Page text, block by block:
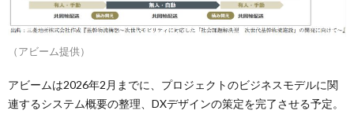
（アビーム提供）
アビームは2026年2月までに、プロジェクトのビジネスモデルに関
連するシステム概要の整理、DXデザインの策定を完了させる予定。